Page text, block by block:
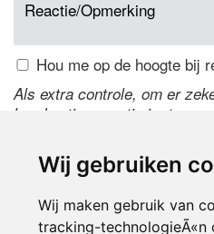
Wij gebruiken
Wij maken gebruik van
tracking-technologieÃ«n
Hou me op de hoogte bij
Als extra controle, om er
handmatige reactie is, typ
de code te wijzigen.